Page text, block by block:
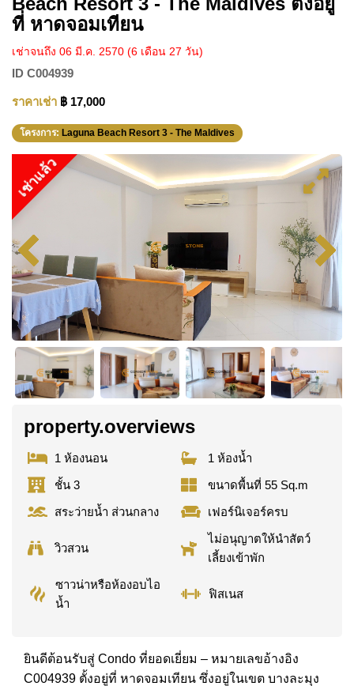
ที่ หาดจอมเทียน
เช่าจนถึง 06 มี.ค. 2570 (6 เดือน 27 วัน)
ID C004939
ราคาเช่า ฿ 17,000
โครงการ: Laguna Beach Resort 3 - The Maldives
เช่าแล้ว
property.overviews
1 ห้องนอน
1 ห้องน้ำ
ชั้น 3
ขนาดพื้นที่ 55 Sq.m
สระว่ายน้ำ ส่วนกลาง
เฟอร์นิเจอร์ครบ
วิวสวน
ไม่อนุญาตให้นำสัตว์
เลี้ยงเข้าพัก
ซาวน่าหรือห้องอบไอ
น้ำ
ฟิสเนส
ยินดีต้อนรับสู่ Condo ที่ยอดเยี่ยม – หมายเลขอ้างอิง
C004939 ตั้งอยู่ที่ หาดจอมเทียน ซึ่งอยู่ในเขต บางละมุง